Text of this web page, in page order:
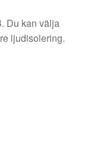
Du kan välja
ljudisolering.